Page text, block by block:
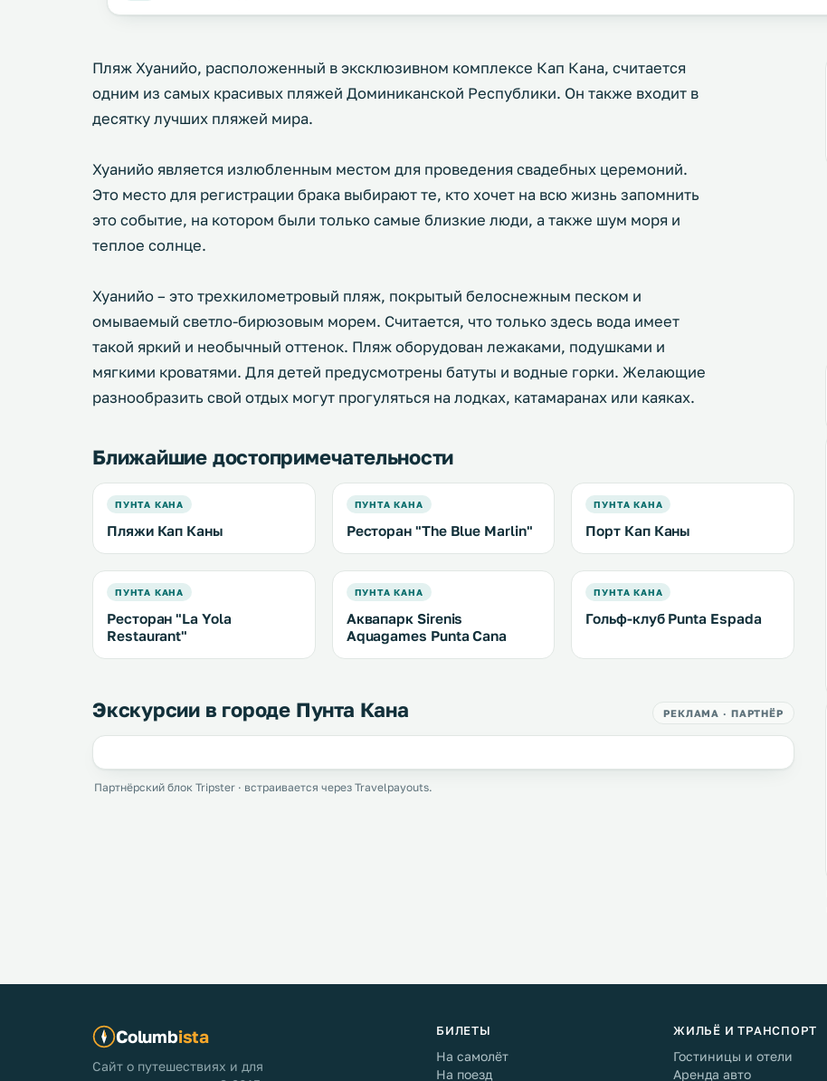
Пляж Хуанийо, расположенный в эксклюзивном комплексе Кап Кана, считается
одним из самых красивых пляжей Доминиканской Республики. Он также входит в
десятку лучших пляжей мира.
Хуанийо является излюбленным местом для проведения свадебных церемоний.
Это место для регистрации брака выбирают те, кто хочет на всю жизнь запомнить
это событие, на котором были только самые близкие люди, а также шум моря и
теплое солнце.
Хуанийо – это трехкилометровый пляж, покрытый белоснежным песком и
омываемый светло-бирюзовым морем. Считается, что только здесь вода имеет
такой яркий и необычный оттенок. Пляж оборудован лежаками, подушками и
мягкими кроватями. Для детей предусмотрены батуты и водные горки. Желающие
разнообразить свой отдых могут прогуляться на лодках, катамаранах или каяках.
Ближайшие достопримечательности
ПУНТА КАНА
Пляжи Кап Каны
ПУНТА КАНА
Ресторан "The Blue Marlin"
ПУНТА КАНА
Порт Кап Каны
ПУНТА КАНА
Ресторан "La Yola
Restaurant"
ПУНТА КАНА
Аквапарк Sirenis
Aquagames Punta Cana
ПУНТА КАНА
Гольф-клуб Punta Espada
Экскурсии в городе Пунта Кана РЕКЛАМА · ПАРТНЁР
Партнёрский блок Tripster · встраивается через Travelpayouts.
Columbista
Сайт о путешествиях и для
БИЛЕТЫ
На самолёт
На поезд
ЖИЛЬЁ И ТРАНСПОРТ
Гостиницы и отели
Аренда авто